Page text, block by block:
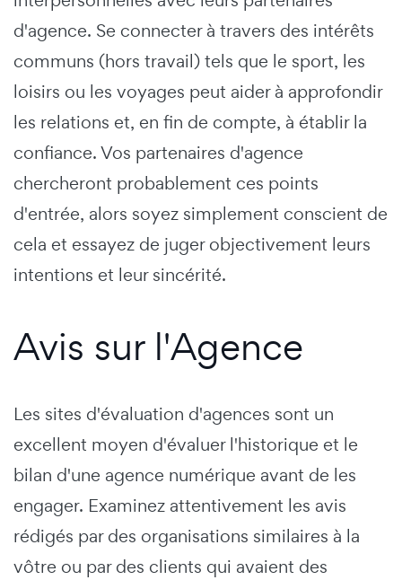
d'agence. Se connecter à travers des intérêts
communs (hors travail) tels que le sport, les
loisirs ou les voyages peut aider à approfondir
les relations et, en fin de compte, à établir la
confiance. Vos partenaires d'agence
chercheront probablement ces points
d'entrée, alors soyez simplement conscient de
cela et essayez de juger objectivement leurs
intentions et leur sincérité.
Avis sur l'Agence
Les sites d'évaluation d'agences sont un
excellent moyen d'évaluer l'historique et le
bilan d'une agence numérique avant de les
engager. Examinez attentivement les avis
rédigés par des organisations similaires à la
vôtre ou par des clients qui avaient des